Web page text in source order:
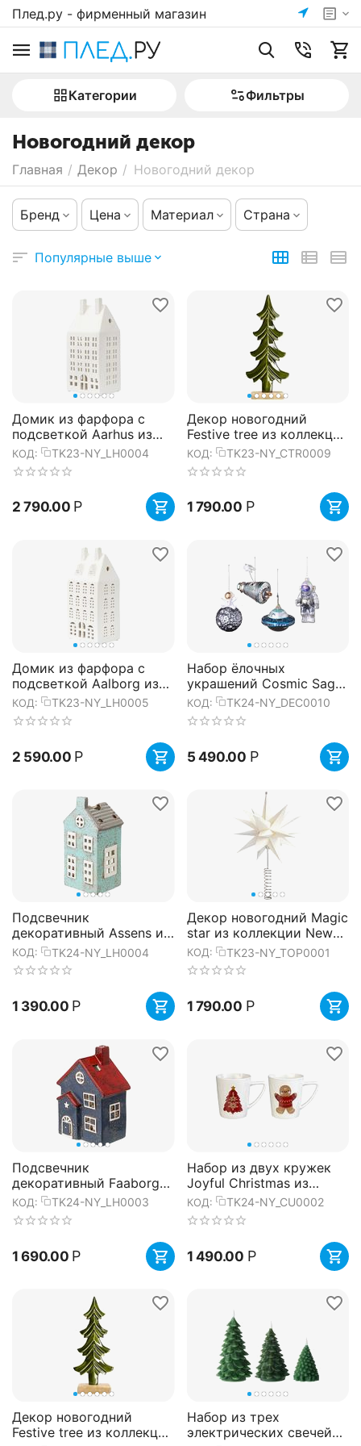
Плед.ру - фирменный магазин
Категории Фильтры
Новогодний декор
Главная / Декор / Новогодний декор
Бренд Цена Материал Страна
Популярные выше
Домик из фарфора с
подсветкой Aarhus из
коллекции New Year
Essential, 21,6 см, Tkano
КОД: TK23-NY_LH0004
2 790.00 Р
Декор новогодний
Festive tree из коллекции
New Year Essential, 40
см, Tkano
КОД: TK23-NY_CTR0009
1 790.00 Р
Домик из фарфора с
подсветкой Aalborg из
коллекции New Year
Essential, 21,6 см, Tkano
КОД: TK23-NY_LH0005
2 590.00 Р
Набор ёлочных
украшений Cosmic Saga
из коллекции New Year
Essential, 4 шт., Tkano
КОД: TK24-NY_DEC0010
5 490.00 Р
Подсвечник
декоративный Assens из
коллекции New Year
Essential, 16 см, Tkano
КОД: TK24-NY_LH0004
1 390.00 Р
Декор новогодний Magic
star из коллекции New
Year Essential, Tkano
КОД: TK23-NY_TOP0001
1 790.00 Р
Подсвечник
декоративный Faaborg
из коллекции New Year
Essential, 17 см, Tkano
КОД: TK24-NY_LH0003
1 690.00 Р
Набор из двух кружек
Joyful Christmas из
коллекции New Year
Essential, 380 мл, Tkano
КОД: TK24-NY_CU0002
1 490.00 Р
Декор новогодний
Festive tree из коллекции
Набор из трех
электрических свечей